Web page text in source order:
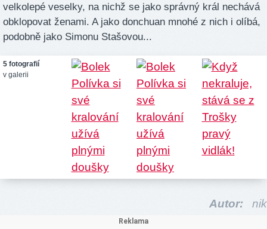
velkolepé veselky, na nichž se jako správný král nechává
obklopovat ženami. A jako donchuan mnohé z nich i olíbá,
podobně jako Simonu Stašovou...
5 fotografií
v galerii
Autor: nik